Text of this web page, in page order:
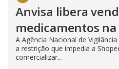
Anvisa libera
medicamentos na
A Agência Nacional de
a restrição que impedia a
comercializar...